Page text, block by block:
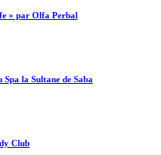
» par Olfa Perbal
la Sultane de Saba
Club